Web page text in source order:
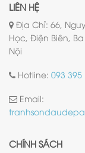
LIÊN HỆ
Địa Chỉ: 66,
Học, Điện Biên,
Nội
Hotline: 093 395
Email:
CHÍNH SÁCH